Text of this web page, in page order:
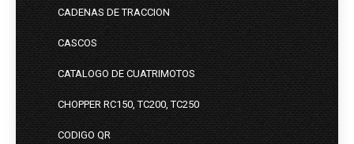
CADENAS DE TRACCION
CASCOS
CATALOGO DE CUATRIMOTOS
CHOPPER RC150, TC200, TC250
CODIGO QR